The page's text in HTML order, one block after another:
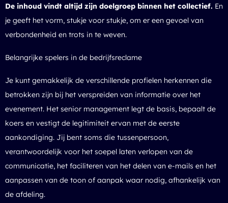
De inhoud vindt altijd zijn doelgroep binnen het collectief. En
je geeft het vorm, stukje voor stukje, om er een gevoel van
verbondenheid en trots in te weven.
Belangrijke spelers in de bedrijfsreclame
Je kunt gemakkelijk de verschillende profielen herkennen die
betrokken zijn bij het verspreiden van informatie over het
evenement. Het senior management legt de basis, bepaalt de
koers en vestigt de legitimiteit ervan met de eerste
aankondiging. Jij bent soms die tussenpersoon,
verantwoordelijk voor het soepel laten verlopen van de
communicatie, het faciliteren van het delen van e-mails en het
aanpassen van de toon of aanpak waar nodig, afhankelijk van
de afdeling.